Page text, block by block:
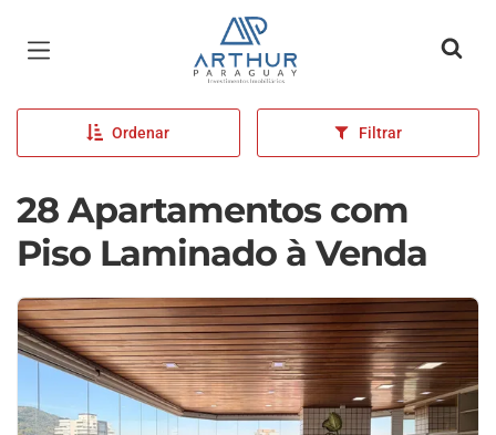
Página inicial
Ordenar Filtrar
28 Apartamentos com
Piso Laminado à Venda